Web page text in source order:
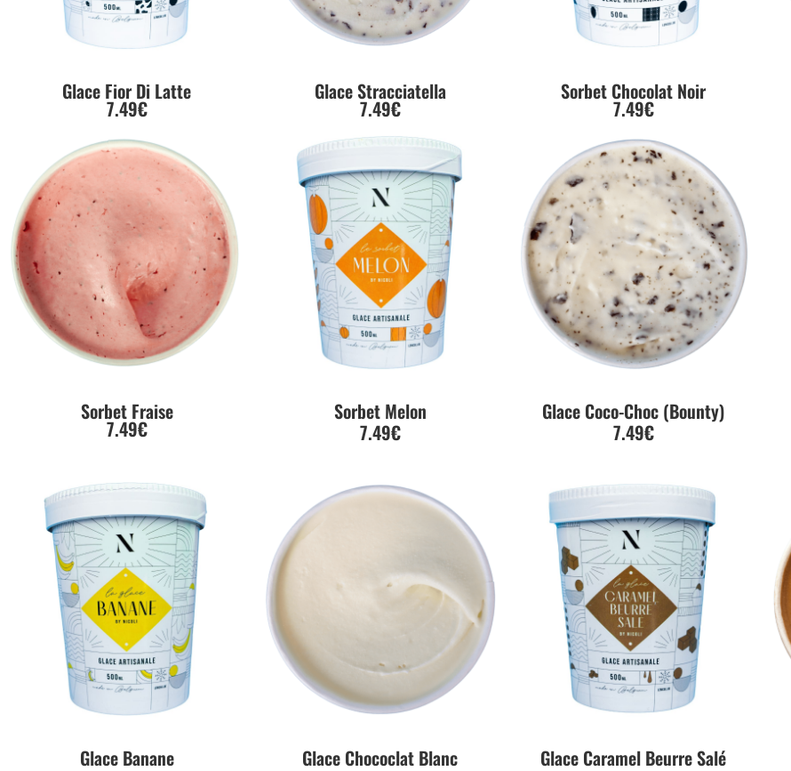
Glace Fior Di Latte
7.49€
Glace Stracciatella
7.49€
Sorbet Chocolat Noir
7.49€
Sorbet Fraise
7.49€
Sorbet Melon
7.49€
Glace Coco-Choc (Bounty)
7.49€
Glace Banane
Glace Chococlat Blanc
Glace Caramel Beurre Salé